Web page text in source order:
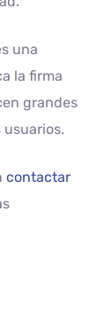
una
la firma
grandes
contactar